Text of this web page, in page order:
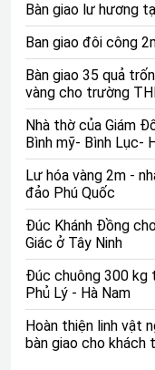
Chế tác Quốc Huy
tộc là một trong
Quốc huy và Quân
chạm hoàn toàn
thống, mọi công
Bàn giao lư hương
Ban giao đôi công
Bàn giao 35 quả
vàng cho trường
Nhà thờ của Giám
Bình mỹ- Bình Lục-
Lư hóa vàng 2m -
đảo Phú Quốc
Đúc Khánh Đồng
Giác ở Tây Ninh
Đúc chuông 300 kg
Phủ Lý - Hà Nam
Hoàn thiện linh vật
bàn giao cho khách